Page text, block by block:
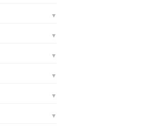
▼
▼
▼
▼
▼
▼